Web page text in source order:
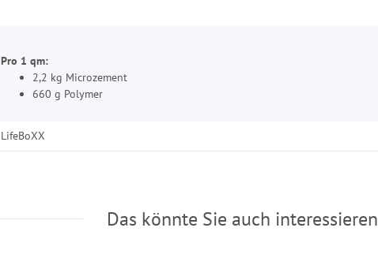
Pro 1 qm:
2,2 kg Microzement
660 g Polymer
LifeBoXX
Das könnte Sie auch interessieren